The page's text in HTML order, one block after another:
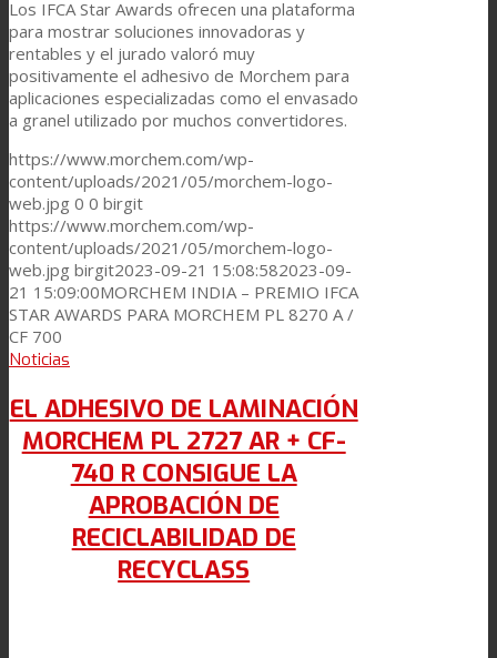
Los IFCA Star Awards ofrecen una plataforma
para mostrar soluciones innovadoras y
rentables y el jurado valoró muy
positivamente el adhesivo de Morchem para
aplicaciones especializadas como el envasado
a granel utilizado por muchos convertidores.
https://www.morchem.com/wp-
content/uploads/2021/05/morchem-logo-
web.jpg 0 0 birgit
https://www.morchem.com/wp-
content/uploads/2021/05/morchem-logo-
web.jpg birgit2023-09-21 15:08:582023-09-
21 15:09:00MORCHEM INDIA – PREMIO IFCA
STAR AWARDS PARA MORCHEM PL 8270 A /
CF 700
Noticias
EL ADHESIVO DE LAMINACIÓN
MORCHEM PL 2727 AR + CF-
740 R CONSIGUE LA
APROBACIÓN DE
RECICLABILIDAD DE
RECYCLASS